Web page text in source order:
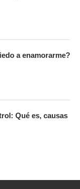
a enamorarme?
Qué es, causas